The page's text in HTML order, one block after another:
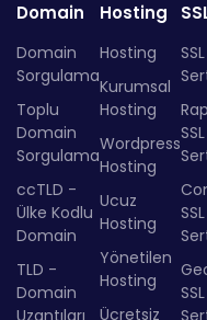
Domain
Domain
Sorgulama
Toplu
Domain
Sorgulama
ccTLD -
Ülke Kodlu
Domain
TLD -
Domain
Hosting
Hosting
Kurumsal
Hosting
Wordpress
Hosting
Ucuz
Hosting
Yönetilen
Hosting
Ücretsiz
SSL
SSL
SSL
SSL